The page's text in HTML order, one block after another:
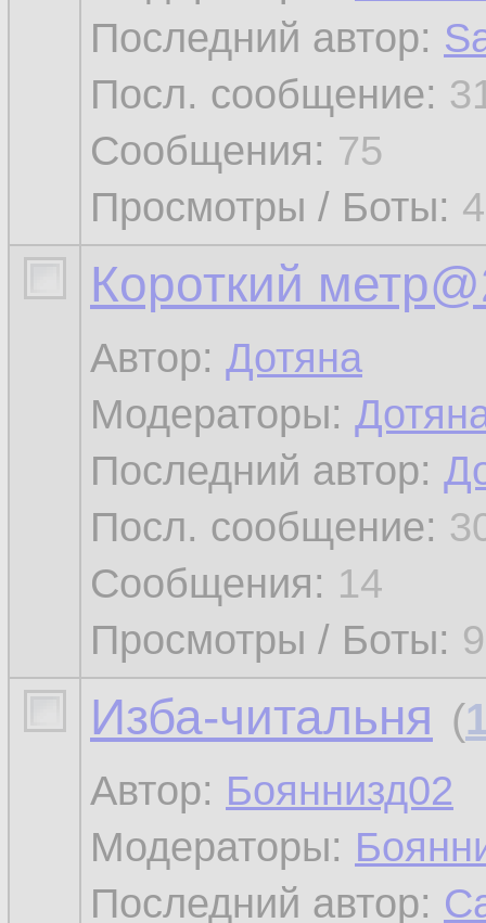
Последний автор:
Посл. сообщение:
Сообщения: 75
Просмотры / Боты:
Короткий
Автор: Дотяна
Модераторы:
Последний автор:
Посл. сообщение:
Сообщения: 14
Просмотры / Боты:
Изба-читальня (
Автор: Бояннизд02
Модераторы:
Последний автор: